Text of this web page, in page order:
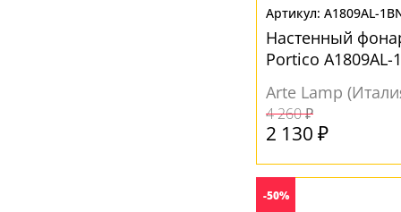
A1809AL-
Настенный
Portico A1809AL-
Arte Lamp
4 260 ₽
2 130 ₽
-50%